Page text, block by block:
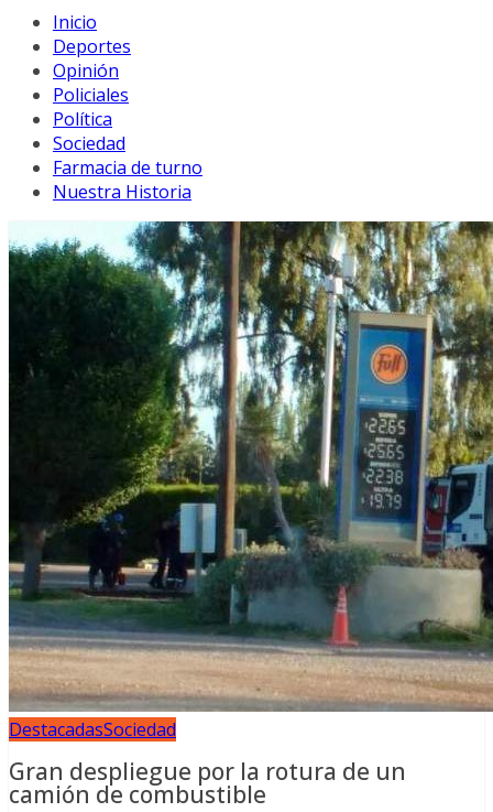
Inicio
Deportes
Opinión
Policiales
Política
Sociedad
Farmacia de turno
Nuestra Historia
DestacadasSociedad
Gran despliegue por la rotura de un
camión de combustible